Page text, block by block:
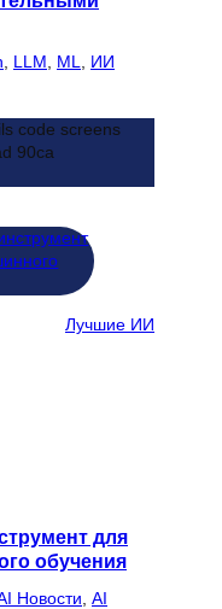
LLM ML ИИ
Лучшие ИИ
для
обучения
Новости AI